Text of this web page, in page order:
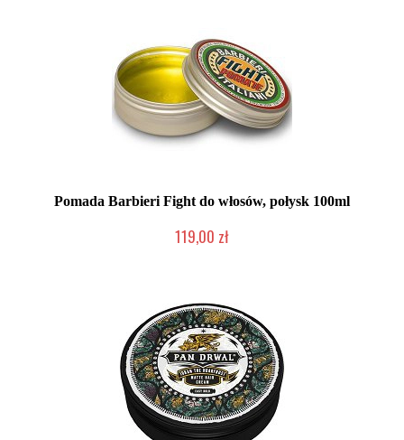
Pomada Barbieri Fight do włosów, połysk 100ml
119,00 zł